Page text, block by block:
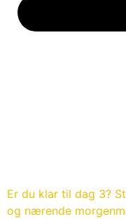
Er du klar til dag 3?
og nærende